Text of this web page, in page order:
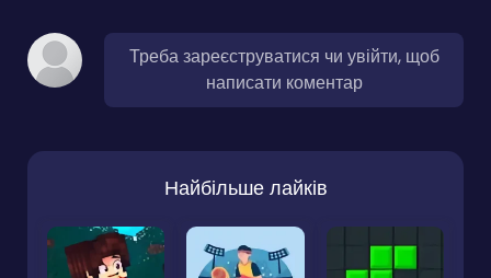
Треба зареєструватися чи увійти, щоб
написати коментар
Найбільше лайків